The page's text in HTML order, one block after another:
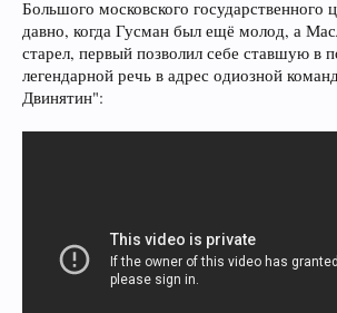
Большого московского государственного
давно, когда Гусман был ещё молод, а
старел, первый позволил себе ставшую в
легендарной речь в адрес одиозной
Двинятин":